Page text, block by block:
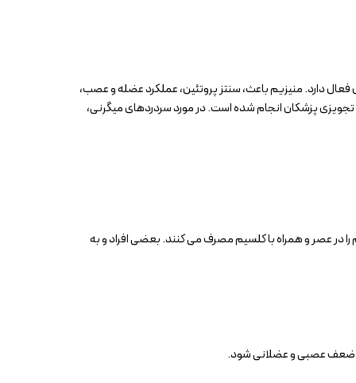
ها و دردهای عضلانی می باشد. منیزیم در ۳۰۰ واکنش بیوشیمیایی بدن نقش فعال دارد. منیزیم باعث، سنتز پروتئین، عملکرد عضله و عصب،
تجویزی پزشکان انجام شده است. در مورد سردردهای میگرنی،
در عصر و همراه با کلسیم مصرف می کنند. بعضی افراد و به
ضعف عصبی و عضلانی شود.